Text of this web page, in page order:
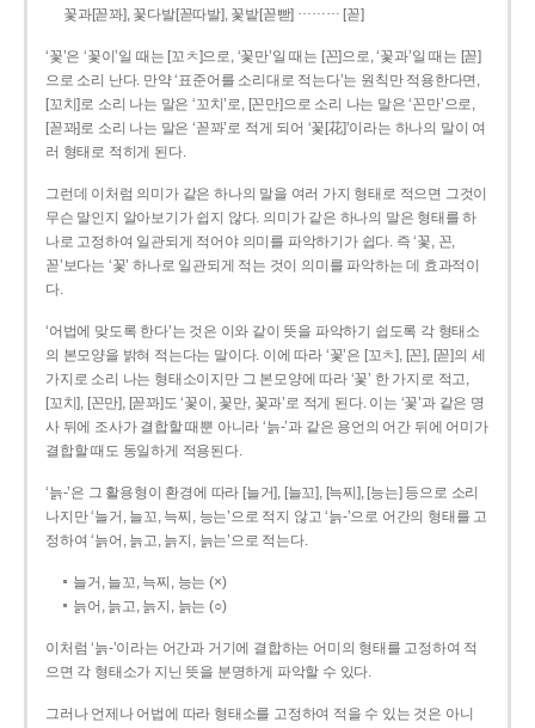
꽃과[꼳꽈], 꽃다발[꼳따발], 꽃밭[꼳빧] ……… [꼳]
‘꽃’은 ‘꽃이’일 때는 [꼬ㅊ]으로, ‘꽃만’일 때는 [꼰]으로, ‘꽃과’일 때는 [꼳]
으로 소리 난다. 만약 ‘표준어를 소리대로 적는다’는 원칙만 적용한다면,
[꼬치]로 소리 나는 말은 ‘꼬치’로, [꼰만]으로 소리 나는 말은 ‘꼰만’으로,
[꼳꽈]로 소리 나는 말은 ‘꼳꽈’로 적게 되어 ‘꽃[花]’이라는 하나의 말이 여
러 형태로 적히게 된다.
그런데 이처럼 의미가 같은 하나의 말을 여러 가지 형태로 적으면 그것이
무슨 말인지 알아보기가 쉽지 않다. 의미가 같은 하나의 말은 형태를 하
나로 고정하여 일관되게 적어야 의미를 파악하기가 쉽다. 즉 ‘꽃, 꼰,
꼳’보다는 ‘꽃’ 하나로 일관되게 적는 것이 의미를 파악하는 데 효과적이
다.
‘어법에 맞도록 한다’는 것은 이와 같이 뜻을 파악하기 쉽도록 각 형태소
의 본모양을 밝혀 적는다는 말이다. 이에 따라 ‘꽃’은 [꼬ㅊ], [꼰], [꼳]의 세
가지로 소리 나는 형태소이지만 그 본모양에 따라 ‘꽃’ 한 가지로 적고,
[꼬치], [꼰만], [꼳꽈]도 ‘꽃이, 꽃만, 꽃과’로 적게 된다. 이는 ‘꽃’과 같은 명
사 뒤에 조사가 결합할 때뿐 아니라 ‘늙-’과 같은 용언의 어간 뒤에 어미가
결합할 때도 동일하게 적용된다.
‘늙-’은 그 활용형이 환경에 따라 [늘거], [늘꼬], [늑찌], [능는] 등으로 소리
나지만 ‘늘거, 늘꼬, 늑찌, 능는’으로 적지 않고 ‘늙-’으로 어간의 형태를 고
정하여 ‘늙어, 늙고, 늙지, 늙는’으로 적는다.
늘거, 늘꼬, 늑찌, 능는 (×)
늙어, 늙고, 늙지, 늙는 (○)
이처럼 ‘늙-­’이라는 어간과 거기에 결합하는 어미의 형태를 고정하여 적
으면 각 형태소가 지닌 뜻을 분명하게 파악할 수 있다.
그러나 언제나 어법에 따라 형태소를 고정하여 적을 수 있는 것은 아니